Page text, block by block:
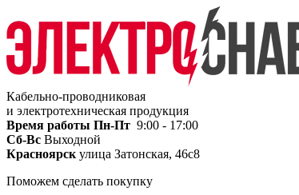
Кабельно-проводниковая
и электротехническая продукция
Время работы Пн-Пт 9:00 - 17:00
Сб-Вс Выходной
Красноярск улица Затонская, 46с8
Поможем сделать покупку